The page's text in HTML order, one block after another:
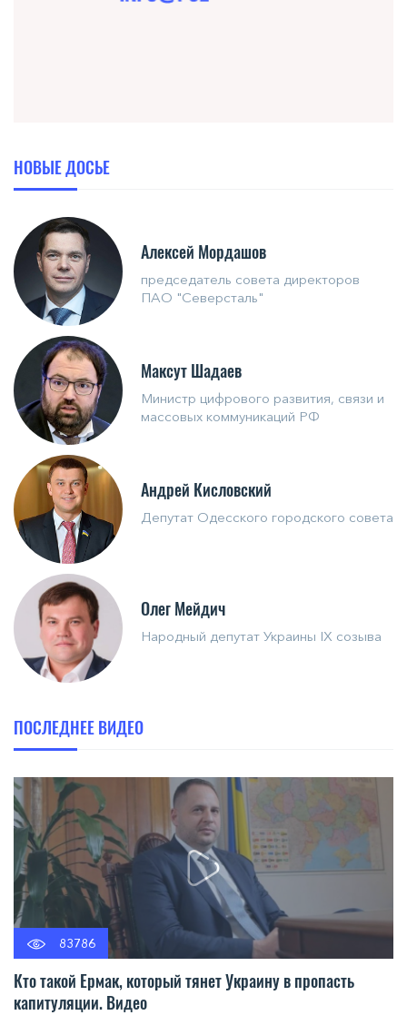
НОВЫЕ ДОСЬЕ
Алексей Мордашов
председатель совета директоров
ПАО "Северсталь"
Максут Шадаев
Министр цифрового развития, связи и
массовых коммуникаций РФ
Андрей Кисловский
Депутат Одесского городского совета
Олег Мейдич
Народный депутат Украины IX созыва
ПОСЛЕДНЕЕ ВИДЕО
83786
Кто такой Ермак, который тянет Украину в пропасть
капитуляции. Видео